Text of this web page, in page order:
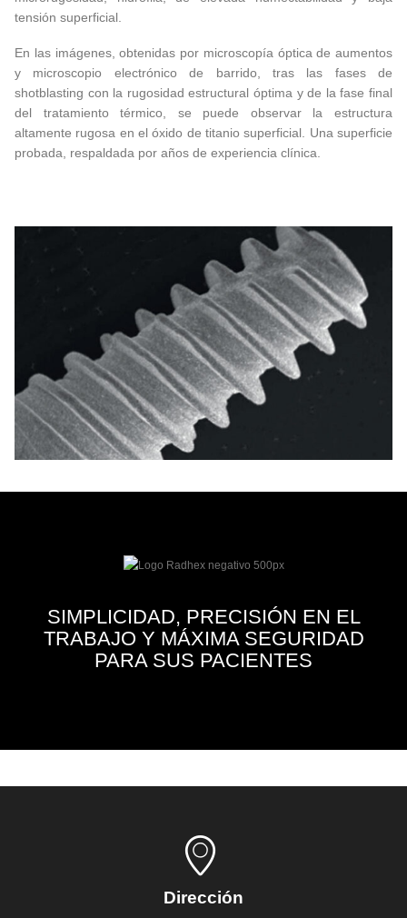
tensión superficial.
En las imágenes, obtenidas por microscopía óptica de aumentos
y microscopio electrónico de barrido, tras las fases de
shotblasting con la rugosidad estructural óptima y de la fase final
del tratamiento térmico, se puede observar la estructura
altamente rugosa en el óxido de titanio superficial. Una superficie
probada, respaldada por años de experiencia clínica.
SIMPLICIDAD, PRECISIÓN EN EL
TRABAJO Y MÁXIMA SEGURIDAD
PARA SUS PACIENTES
Dirección